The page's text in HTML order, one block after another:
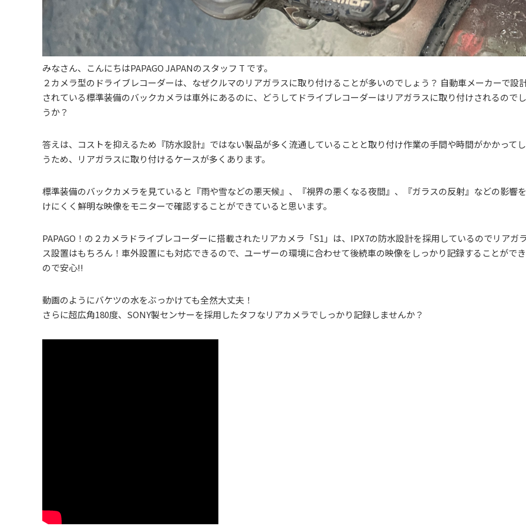
みなさん、こんにちはPAPAGO JAPANのスタッフ T です。
２カメラ型のドライブレコーダーは、なぜクルマのリアガラスに取り付けることが多いのでしょう？ 自動車メーカーで設
されている標準装備のバックカメラは車外にあるのに、どうしてドライブレコーダーはリアガラスに取り付けされるので
うか？
答えは、コストを抑えるため『防水設計』ではない製品が多く流通していることと取り付け作業の手間や時間がかかって
うため、リアガラスに取り付けるケースが多くあります。
標準装備のバックカメラを見ていると『雨や雪などの悪天候』、『視界の悪くなる夜間』、『ガラスの反射』などの影響
けにくく鮮明な映像をモニターで確認することができていると思います。
PAPAGO！の２カメラドライブレコーダーに搭載されたリアカメラ「S1」は、IPX7の防水設計を採用しているのでリアガラ
ス設置はもちろん！車外設置にも対応できるので、ユーザーの環境に合わせて後続車の映像をしっかり記録することがで
ので安心!!
動画のようにバケツの水をぶっかけても全然大丈夫！
さらに超広角180度、SONY製センサーを採用したタフなリアカメラでしっかり記録しませんか？